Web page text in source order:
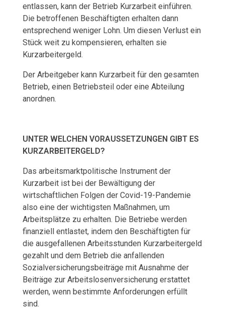
F
T
G
T
N
J
E
T
Z
T
W
S
entlassen, kann der Betrieb Kurzarbeit einführen.
Die betroffenen Beschäftigten erhalten dann
entsprechend weniger Lohn. Um diesen Verlust ein
Stück weit zu kompensieren, erhalten sie
Kurzarbeitergeld.
Der Arbeitgeber kann Kurzarbeit für den gesamten
Betrieb, einen Betriebsteil oder eine Abteilung
anordnen.
UNTER WELCHEN VORAUSSETZUNGEN GIBT ES
KURZARBEITERGELD?
Das arbeitsmarktpolitische Instrument der
Kurzarbeit ist bei der Bewältigung der
wirtschaftlichen Folgen der Covid-19-Pandemie
also eine der wichtigsten Maßnahmen, um
Arbeitsplätze zu erhalten. Die Betriebe werden
finanziell entlastet, indem den Beschäftigten für
die ausgefallenen Arbeitsstunden Kurzarbeitergeld
gezahlt und dem Betrieb die anfallenden
Sozialversicherungsbeiträge mit Ausnahme der
Beiträge zur Arbeitslosenversicherung erstattet
werden, wenn bestimmte Anforderungen erfüllt
sind.